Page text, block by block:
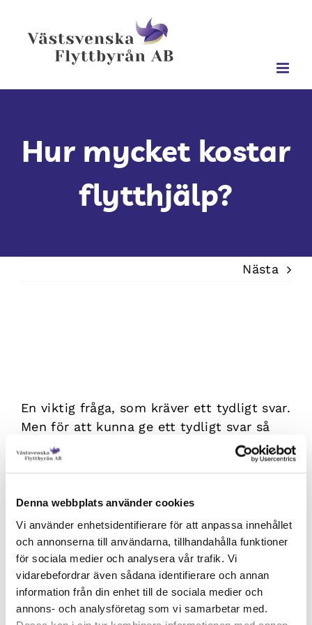
Denna webbplats använder cookies
Vi använder enhetsidentifierare för att anpassa innehållet
och annonserna till användarna, tillhandahålla funktioner
för sociala medier och analysera vår trafik. Vi
vidarebefordrar även sådana identifierare och annan
information från din enhet till de sociala medier och
annons- och analysföretag som vi samarbetar med.
innehållet
Hur mycket kostar
flytthjälp?
Nästa
En viktig fråga, som kräver ett tydligt svar.
Men för att kunna ge ett tydligt svar så
måste vi veta vissa saker – t.ex. bohagets
storlek och flyttens distans. Allt vi på
förhand är att våra kunder beskriver oss
som prisvärda och kostnadseffektiva. Bor
du i villa, radhus eller lägenhet? Berätta
gärna för oss, så återkommer vi omgående
med enkostnadsfri offert. Vill du veta
mer? Här svarar vi på de vanligaste
flyttfrågorna.